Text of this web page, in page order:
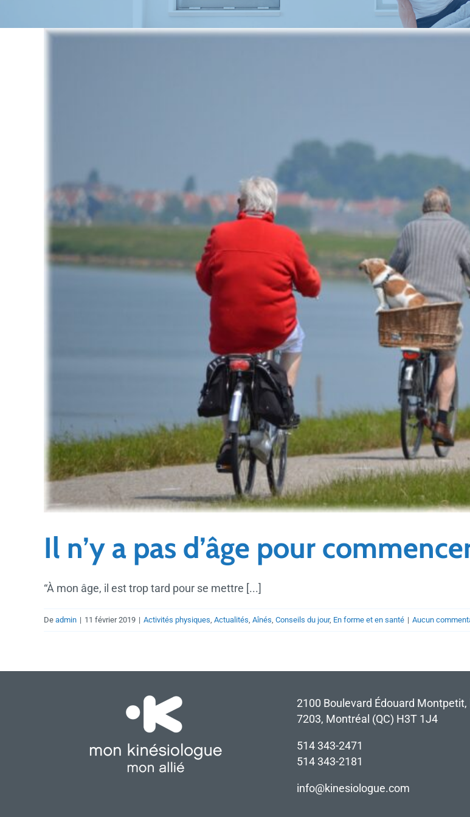
Il n’y a pas d’âge pour
“À mon âge, il est trop tard pour se mettre [...]
De admin | 11 février 2019 | Activités physiques Actualités Aînés Conseils du jour, En forme et en santé | Aucun
2100 Boulevard Édouard Montpetit,
7203, Montréal (QC) H3T 1J4
514 343-2471
514 343-2181
info@kinesiologue.com